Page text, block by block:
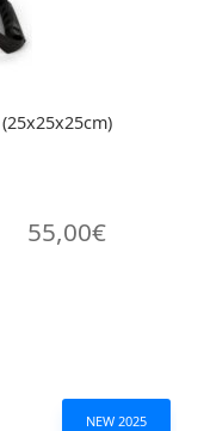
55,00€
NEW 2025